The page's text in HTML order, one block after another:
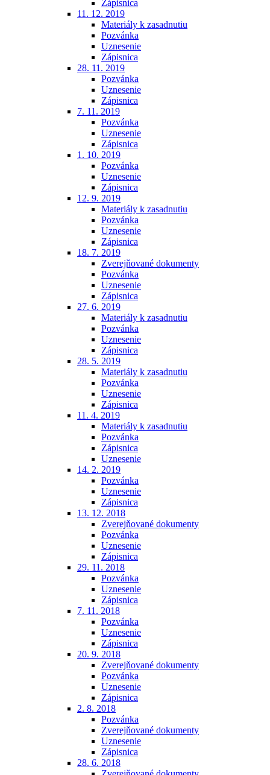
Zápisnica
11. 12. 2019
Materiály k zasadnutiu
Pozvánka
Uznesenie
Zápisnica
28. 11. 2019
Pozvánka
Uznesenie
Zápisnica
7. 11. 2019
Pozvánka
Uznesenie
Zápisnica
1. 10. 2019
Pozvánka
Uznesenie
Zápisnica
12. 9. 2019
Materiály k zasadnutiu
Pozvánka
Uznesenie
Zápisnica
18. 7. 2019
Zverejňované dokumenty
Pozvánka
Uznesenie
Zápisnica
27. 6. 2019
Materiály k zasadnutiu
Pozvánka
Uznesenie
Zápisnica
28. 5. 2019
Materiály k zasadnutiu
Pozvánka
Uznesenie
Zápisnica
11. 4. 2019
Materiály k zasadnutiu
Pozvánka
Zápisnica
Uznesenie
14. 2. 2019
Pozvánka
Uznesenie
Zápisnica
13. 12. 2018
Zverejňované dokumenty
Pozvánka
Uznesenie
Zápisnica
29. 11. 2018
Pozvánka
Uznesenie
Zápisnica
7. 11. 2018
Pozvánka
Uznesenie
Zápisnica
20. 9. 2018
Zverejňované dokumenty
Pozvánka
Uznesenie
Zápisnica
2. 8. 2018
Pozvánka
Zverejňované dokumenty
Uznesenie
Zápisnica
28. 6. 2018